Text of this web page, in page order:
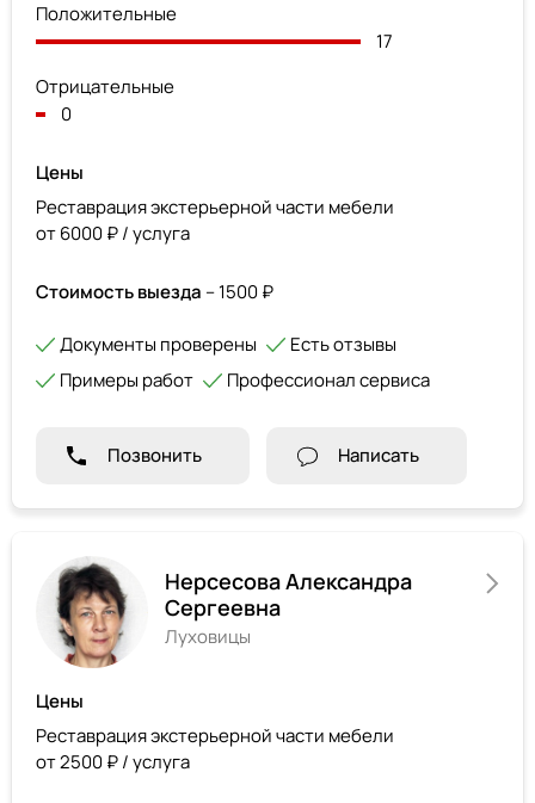
Положительные
17
Отрицательные
0
Цены
Реставрация экстерьерной части мебели
от 6000 ₽ / услуга
Стоимость выезда – 1500 ₽
Документы проверены
Есть отзывы
Примеры работ
Профессионал сервиса
Позвонить Написать
Нерсесова Александра
Сергеевна
Луховицы
Цены
Реставрация экстерьерной части мебели
от 2500 ₽ / услуга